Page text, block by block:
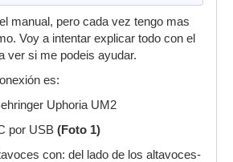
manual, pero cada vez tengo mas
Voy a intentar explicar todo con el
ver si me podeis ayudar.
es:
Uphoria UM2
por USB (Foto 1)
con: del lado de los altavoces-